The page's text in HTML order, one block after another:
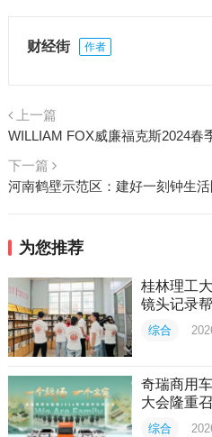
财经街 作者
上一篇
下一篇
河南鹤壁示范区：建好一刻钟生
为您推荐
桂林理工
镜头记录
综合
奇瑞商用
大会隆重
综合